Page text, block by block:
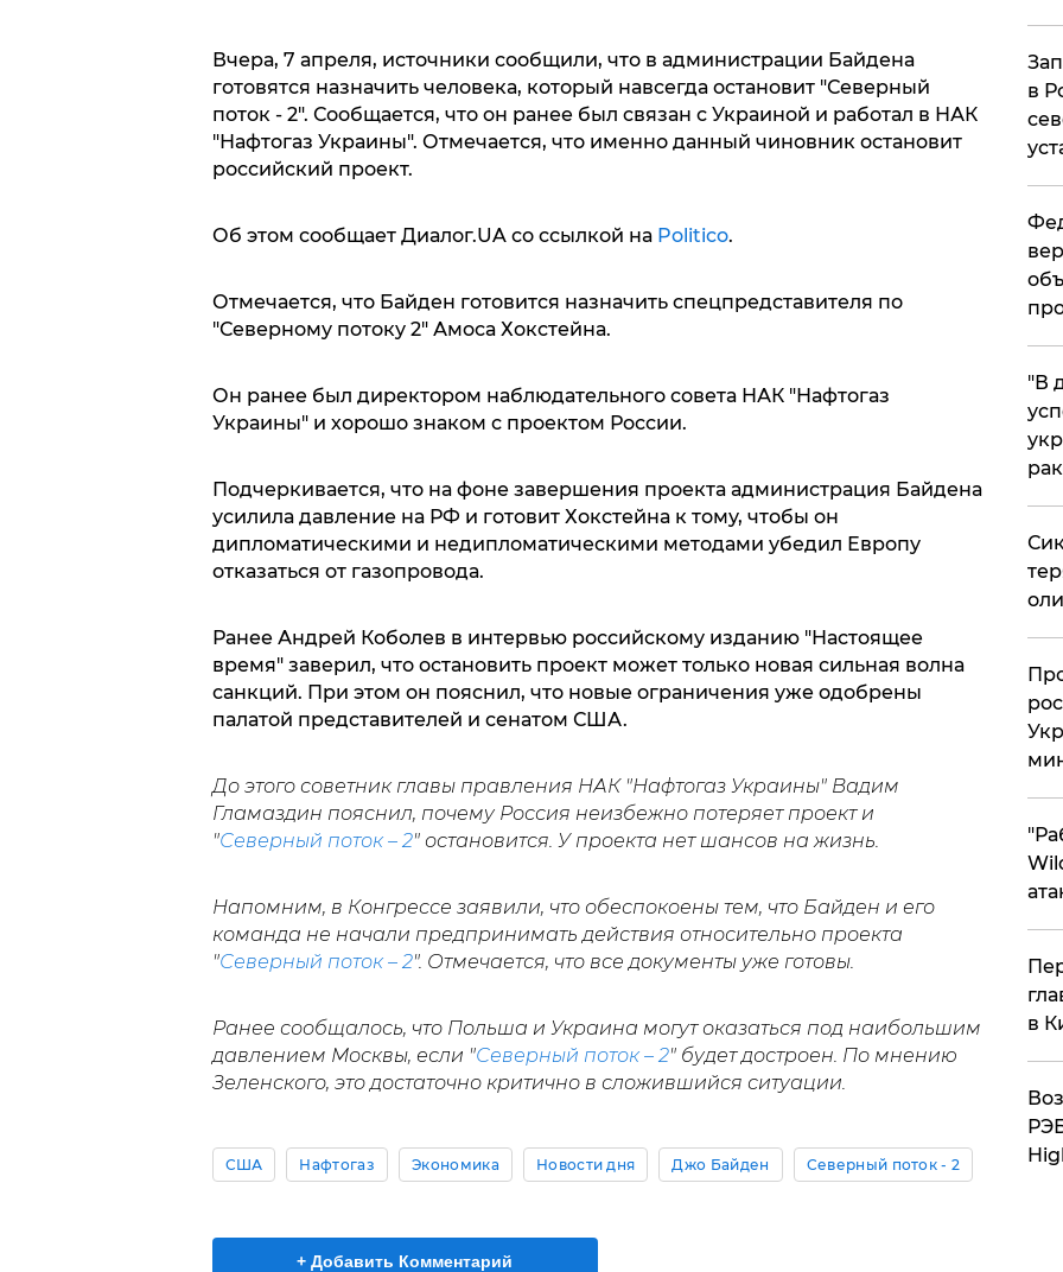
Вчера, 7 апреля, источники сообщили, что в администрации Байдена
готовятся назначить человека, который навсегда остановит "Северный
поток - 2". Сообщается, что он ранее был связан с Украиной и работал в НАК
"Нафтогаз Украины". Отмечается, что именно данный чиновник остановит
российский проект.
Об этом сообщает Диалог.UA со ссылкой на Politico.
Отмечается, что Байден готовится назначить спецпредставителя по
"Северному потоку 2" Амоса Хокстейна.
Он ранее был директором наблюдательного совета НАК "Нафтогаз
Украины" и хорошо знаком с проектом России.
Подчеркивается, что на фоне завершения проекта администрация Байдена
усилила давление на РФ и готовит Хокстейна к тому, чтобы он
дипломатическими и недипломатическими методами убедил Европу
отказаться от газопровода.
Ранее Андрей Коболев в интервью российскому изданию "Настоящее
время" заверил, что остановить проект может только новая сильная волна
санкций. При этом он пояснил, что новые ограничения уже одобрены
палатой представителей и сенатом США.
До этого советник главы правления НАК "Нафтогаз Украины" Вадим
Гламаздин пояснил, почему Россия неизбежно потеряет проект и
"Северный поток – 2" остановится. У проекта нет шансов на жизнь.
Напомним, в Конгрессе заявили, что обеспокоены тем, что Байден и его
команда не начали предпринимать действия относительно проекта
"Северный поток – 2". Отмечается, что все документы уже готовы.
Ранее сообщалось, что Польша и Украина могут оказаться под наибольшим
давлением Москвы, если "Северный поток – 2" будет достроен. По мнению
Зеленского, это достаточно критично в сложившийся ситуации.
США Нафтогаз Экономика Новости дня Джо Байден Северный поток - 2
+ Добавить Комментарий
в
​"В
в